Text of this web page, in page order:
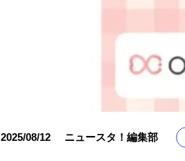
2025/08/12 ニュースタ！編集部